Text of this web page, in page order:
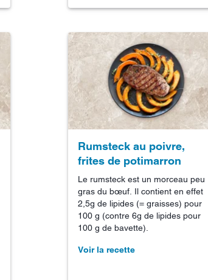
Rumsteck au poivre,
frites de potimarron
Le rumsteck est un morceau peu
gras du bœuf. Il contient en effet
2,5g de lipides (= graisses) pour
100 g (contre 6g de lipides pour
100 g de bavette).
Voir la recette